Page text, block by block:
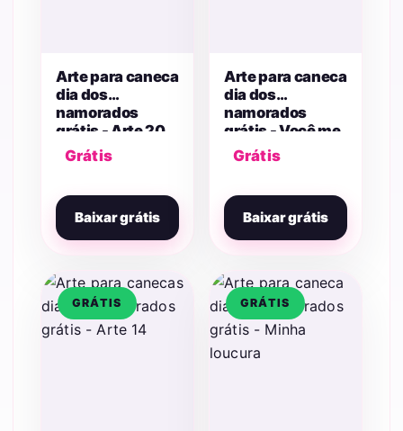
Arte para caneca
dia dos
namorados
grátis - Arte 20
Grátis
Baixar grátis
Arte para caneca
dia dos
namorados
grátis - Você me
tem enfetiçado
Grátis
Baixar grátis
GRÁTIS GRÁTIS